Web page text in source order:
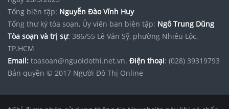
Tổng biên tập: Nguyễn Đào Vĩnh Huy
Tổng thư ký tòa soạn, Ủy viên ban biên tập: Ngô Trung Dũng
Tòa soạn và trị sự: 386/55 Lê Văn Sỹ, phường Nhiêu Lộc,
TP.HCM
Email: toasoan@nguoidothi.net.vn. Điện thoại: (028) 39319793
Bản quyền © 2017 Người Đô Thị Online